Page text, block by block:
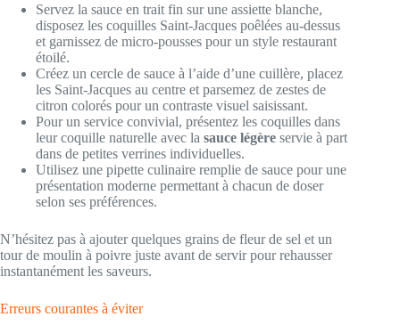
Servez la sauce en trait fin sur une assiette blanche,
disposez les coquilles Saint-Jacques poêlées au-dessus
et garnissez de micro-pousses pour un style restaurant
étoilé.
Créez un cercle de sauce à l’aide d’une cuillère, placez
les Saint-Jacques au centre et parsemez de zestes de
citron colorés pour un contraste visuel saisissant.
Pour un service convivial, présentez les coquilles dans
leur coquille naturelle avec la sauce légère servie à part
dans de petites verrines individuelles.
Utilisez une pipette culinaire remplie de sauce pour une
présentation moderne permettant à chacun de doser
selon ses préférences.
N’hésitez pas à ajouter quelques grains de fleur de sel et un
tour de moulin à poivre juste avant de servir pour rehausser
instantanément les saveurs.
Erreurs courantes à éviter